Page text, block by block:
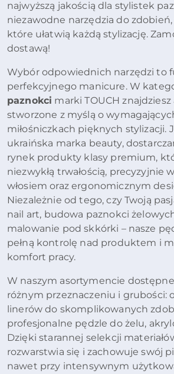
najwyższą jakością dla stylistek
niezawodne narzędzia do zdobień,
które ułatwią każdą stylizację.
dostawą!
Wybór odpowiednich narzędzi to
perfekcyjnego manicure. W
paznokci marki TOUCH znajdziesz
stworzone z myślą o
miłośniczkach pięknych stylizacji.
ukraińska marka beauty,
rynek produkty klasy premium,
niezwykłą trwałością, precyzyjnie
włosiem oraz ergonomicznym
Niezależnie od tego, czy Twoją
nail art, budowa paznokci
malowanie pod skkórki – nasze
pełną kontrolę nad produktem i
komfort pracy.
W naszym asortymencie
różnym przeznaczeniu i grubości:
linerów do skomplikowanych
profesjonalne pędzle do żelu,
Dzięki starannej selekcji
rozwarstwia się i zachowuje swój
nawet przy intensywnym